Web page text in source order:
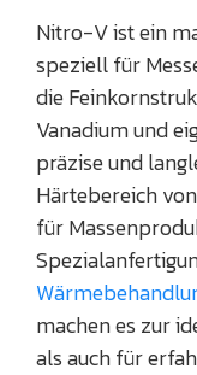
Nitro-V ist ein
speziell für
die
Vanadium und
präzise und
Härtebereich
für
machen es zur
als auch für